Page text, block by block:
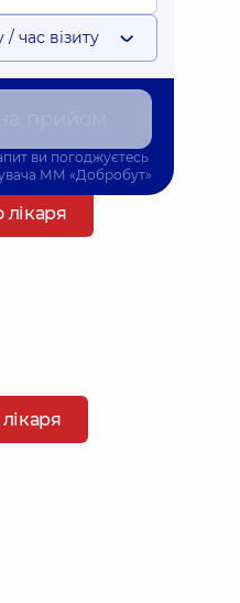
лікаря
/ час візиту
ви погоджуєтесь
ММ «Добробут»